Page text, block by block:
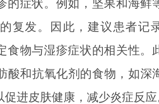
的症状。例如，坚果和海鲜
复发。因此，建议患者记
食物与湿疹症状的相关性。
酸和抗氧化剂的食物，如深
促进皮肤健康，减少炎症反